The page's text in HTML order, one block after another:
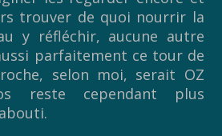
trouver de quoi nourrir la
y réfléchir, aucune autre
parfaitement ce tour de
selon moi, serait OZ
reste cependant plus